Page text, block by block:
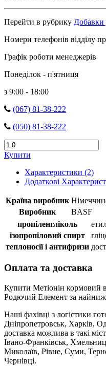
Перейти в рубрику Добавки
Номери телефонів відділу
Графік роботи менеджерів
Понеділок - п'ятниця
з 9:00 - 18:00
(067) 81-38-222
(050) 81-38-222
Купити
Характеристики (2)
Додаткові
Країна виробник
Виробник
BASF
пропіленгліколь
ізопропіловий спирт
теплоносії і антифризи
Оплата та доставка
Купити Метіонін кормовий
Родючий Елемент за
Наші фахівці з логістики
Дніпропетровськ, Харків,
доставка можлива в такі
Івано-Франківськ,
Миколаїв, Рівне, Суми,
Чернівці.